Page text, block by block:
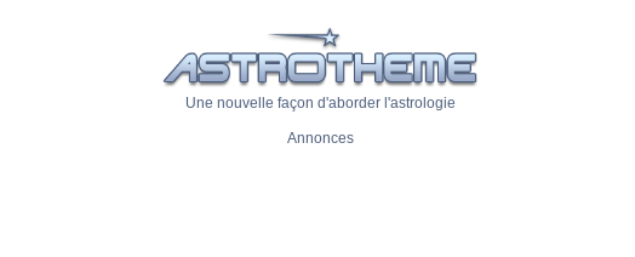
Une nouvelle façon d'aborder l'astrologie
Annonces